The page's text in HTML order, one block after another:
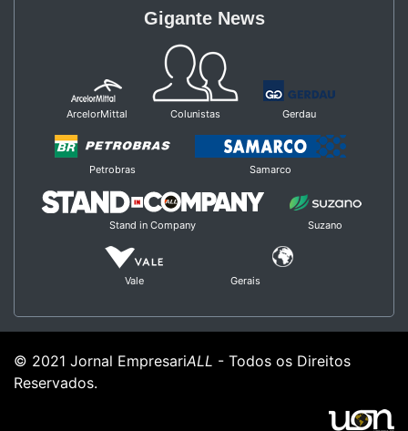
Gigante News
ArcelorMittal Colunistas Gerdau
Petrobras Samarco
Stand in Company Suzano
Vale Gerais
© 2021 Jornal EmpresariALL - Todos os Direitos
Reservados.